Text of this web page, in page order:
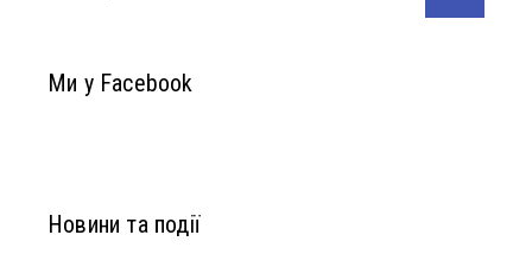
Ми у Facebook
Новини та події